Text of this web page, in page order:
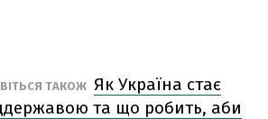
ТАКОЖ Як Україна стає
та що робить, аби